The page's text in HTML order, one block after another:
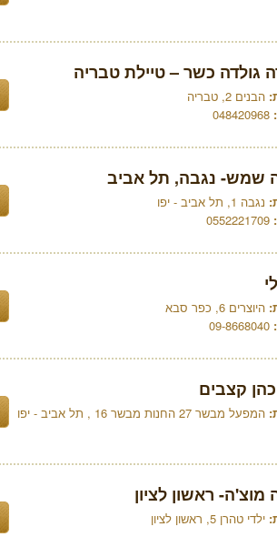
גולדה כשר – טיילת טבריה
הבנים 2, טבריה
048420968
שמש- נגבה, תל אביב
נגבה 1, תל אביב - יפו
0552221709
היוצרים 6, כפר סבא
09-8668040
כהן קצבים
המפעל מבשר 27 החנות מבשר 16 , תל אביב - יפו
מוצ'ה- ראשון לציון
ילדי טהרן 5, ראשון לציון